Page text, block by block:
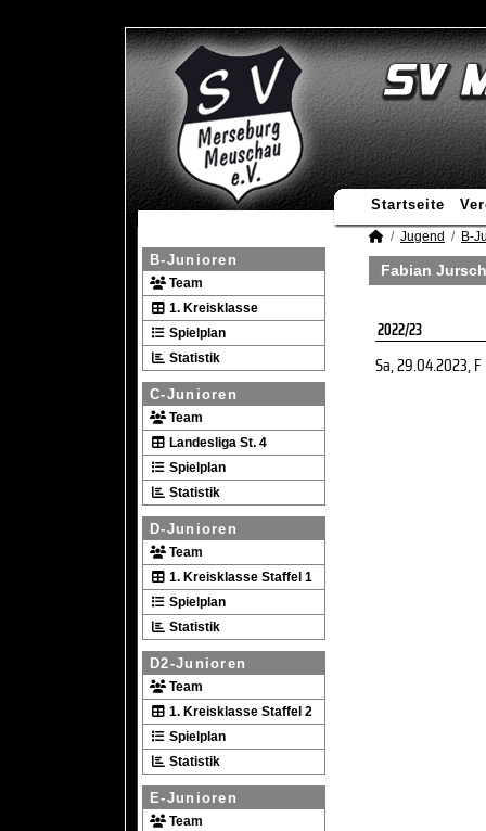
Startseite
B-Junioren
Team
1. Kreisklasse
Spielplan
Statistik
C-Junioren
Team
Landesliga St. 4
Spielplan
Statistik
D-Junioren
Team
1. Kreisklasse Staffel 1
Spielplan
Statistik
D2-Junioren
Team
1. Kreisklasse Staffel 2
Spielplan
Statistik
E-Junioren
Team
Jugend B-
Fabian
2022/23
Sa, 29.04.2023, F